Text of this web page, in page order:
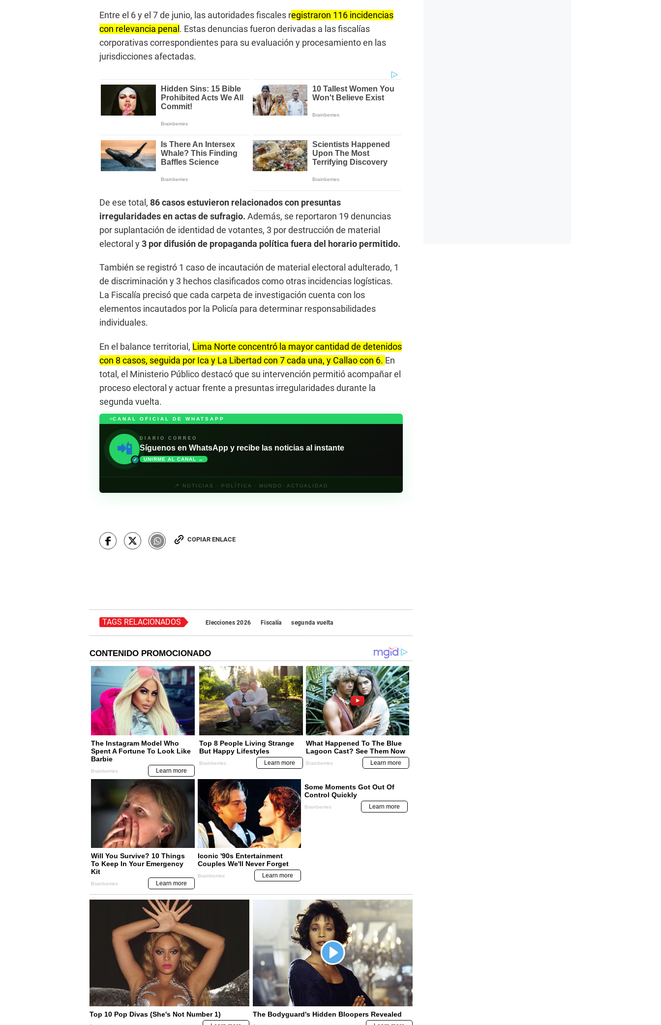
Entre el 6 y el 7 de junio, las autoridades fiscales registraron 116 incidencias
con relevancia penal . Estas denuncias fueron derivadas a las fiscalías
corporativas correspondientes para su evaluación y procesamiento en las
jurisdicciones afectadas.
De ese total, 86 casos estuvieron relacionados con presuntas
irregularidades en actas de sufragio. Además, se reportaron 19 denuncias
por suplantación de identidad de votantes, 3 por destrucción de material
electoral y3 por difusión de propaganda política fuera del horario permitido.
También se registró 1 caso de incautación de material electoral adulterado, 1
de discriminación y 3 hechos clasificados como otras incidencias logísticas.
La Fiscalía precisó que cada carpeta de investigación cuenta con los
elementos incautados por la Policía para determinar responsabilidades
individuales.
En el balance territorial, Lima Norte concentró la mayor cantidad de detenidos
con 8 casos, seguida por Ica y La Libertad con 7 cada una, y Callao con 6. En
total, el Ministerio Público destacó que su intervención permitió acompañar el
proceso electoral y actuar frente a presuntas irregularidades durante la
segunda vuelta.
CANAL OFICIAL DE WHATSAPP
📲
✓
DIARIO CORREO
Síguenos en WhatsApp y recibe las noticias al instante
UNIRME AL CANAL →
📍 NOTICIAS · POLÍTICA · MUNDO· ACTUALIDAD
COPIAR ENLACE
TAGS RELACIONADOS Elecciones 2026 Fiscalía segunda vuelta